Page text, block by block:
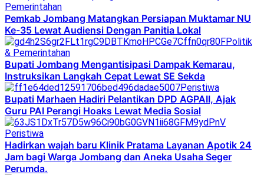
Pemerintahan
Pemkab Jombang Matangkan Persiapan Muktamar NU
Ke-35 Lewat Audiensi Dengan Panitia Lokal
Politik
& Pemerintahan
Bupati Jombang Mengantisipasi Dampak Kemarau,
Instruksikan Langkah Cepat Lewat SE Sekda
Peristiwa
Bupati Marhaen Hadiri Pelantikan DPD AGPAII, Ajak
Guru PAI Perangi Hoaks Lewat Media Sosial
Peristiwa
Hadirkan wajah baru Klinik Pratama Layanan Apotik 24
Jam bagi Warga Jombang dan Aneka Usaha Seger
Perumda.